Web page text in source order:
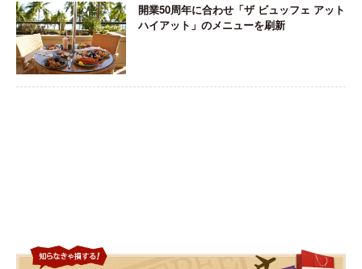
開業50周年に合わせ「ザ ビュッフェ アット
ハイアット」のメニューを刷新